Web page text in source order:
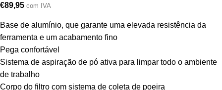
€89,95 com IVA
Base de alumínio, que garante uma elevada resistência da
ferramenta e um acabamento fino
Pega confortável
Sistema de aspiração de pó ativa para limpar todo o ambiente
de trabalho
Corpo do filtro com sistema de coleta de poeira